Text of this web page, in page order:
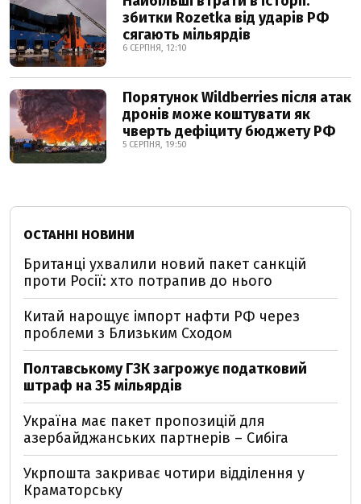
збитки Rozetka від ударів РФ
сягають мільярдів
6 СЕРПНЯ, 12:10
Порятунок Wildberries після атак
дронів може коштувати як
чверть дефіциту бюджету РФ
5 СЕРПНЯ, 19:50
ОСТАННІ НОВИНИ
Британці ухвалили новий пакет санкцій
проти Росії: хто потрапив до нього
Китай нарощує імпорт нафти РФ через
проблеми з Близьким Сходом
Полтавському ГЗК загрожує податковий
штраф на 35 мільярдів
Україна має пакет пропозицій для
азербайджанських партнерів – Сибіга
Укрпошта закриває чотири відділення у
Краматорську